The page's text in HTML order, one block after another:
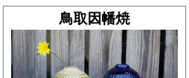
鳥取因幡焼